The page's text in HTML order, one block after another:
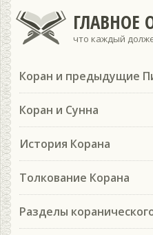
ГЛАВНОЕ
что каждый
Коран и предыдущие
Коран и Сунна
История Корана
Толкование Корана
Разделы